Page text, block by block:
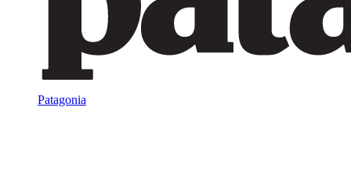
Patagonia